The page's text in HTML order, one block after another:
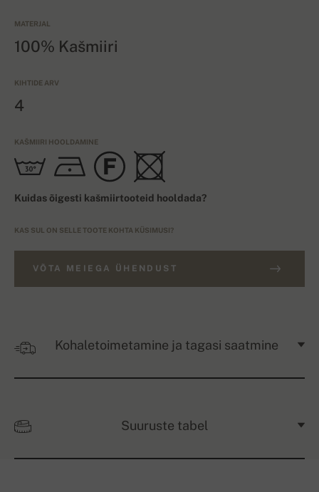
MATERJAL
100% Kašmiiri
KIHTIDE ARV
4
KAŠMIIRI HOOLDAMINE
Kuidas õigesti kašmiirtooteid hooldada?
KAS SUL ON SELLE TOOTE KOHTA KÜSIMUSI?
VÕTA MEIEGA ÜHENDUST
Kohaletoimetamine ja tagasi saatmine
Suuruste tabel